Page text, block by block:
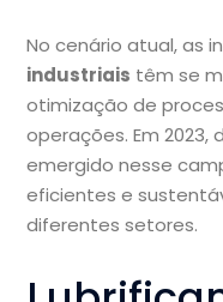
No cenário atual, as
industriais têm se
otimização de
operações. Em
emergido nesse
eficientes e
diferentes setores.